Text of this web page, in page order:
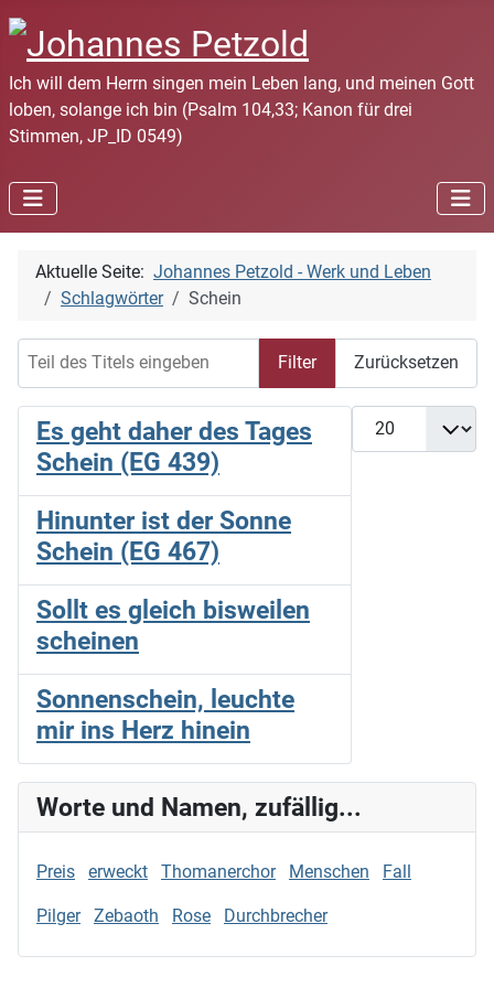
Ich will dem Herrn singen mein Leben lang, und meinen Gott
loben, solange ich bin (Psalm 104,33; Kanon für drei
Stimmen, JP_ID 0549)
Aktuelle Seite: Johannes Petzold - Werk und Leben
Schlagwörter
Schein
Filter Zurücksetzen
Anzeige #
Es geht daher des Tages
Schein (EG 439)
Hinunter ist der Sonne
Schein (EG 467)
Sollt es gleich bisweilen
scheinen
Sonnenschein, leuchte
mir ins Herz hinein
Worte und Namen, zufällig...
Preis erweckt Thomanerchor Menschen Fall
Pilger Zebaoth Rose Durchbrecher